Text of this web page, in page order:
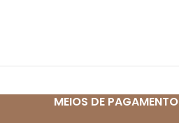
MEIOS DE PAGAMENTO